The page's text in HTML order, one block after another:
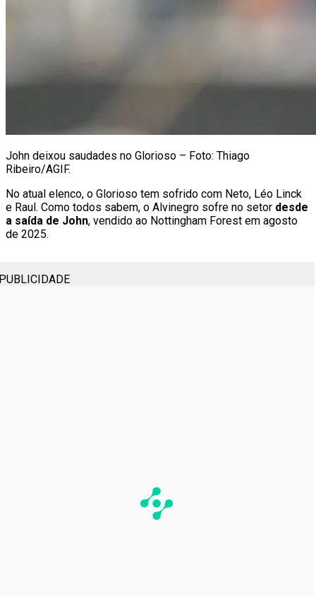
John deixou saudades no Glorioso – Foto: Thiago
Ribeiro/AGIF.
No atual elenco, o Glorioso tem sofrido com Neto, Léo Linck
e Raul. Como todos sabem, o Alvinegro sofre no setor desde
a saída de John, vendido ao Nottingham Forest em agosto
de 2025.